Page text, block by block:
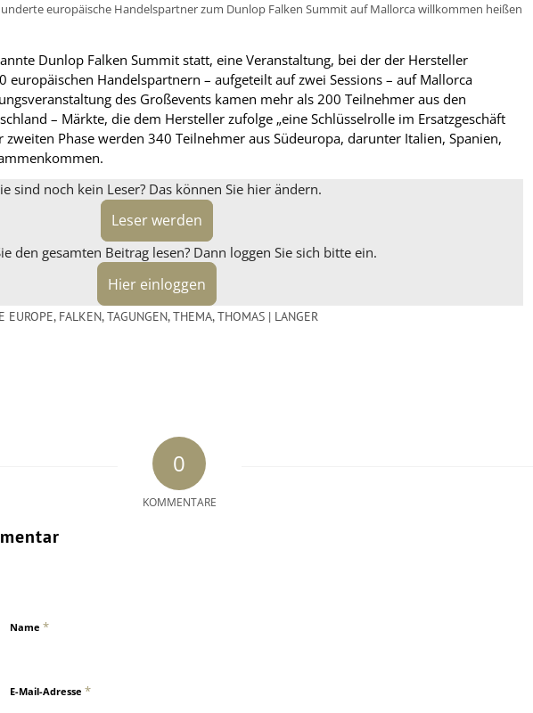
europäische Handelspartner zum Dunlop Falken Summit auf Mallorca willkommen heißen
Dunlop Falken Summit statt, eine Veranstaltung, bei der der Hersteller
Handelspartnern – aufgeteilt auf zwei Sessions – auf Mallorca
des Großevents kamen mehr als 200 Teilnehmer aus den
– Märkte, die dem Hersteller zufolge „eine Schlüsselrolle im Ersatzgeschäft
zweiten Phase werden 340 Teilnehmer aus Südeuropa, darunter Italien, Spanien,
sind noch kein Leser? Das können Sie hier ändern.
Leser werden
den gesamten Beitrag lesen? Dann loggen Sie sich bitte ein.
Hier einloggen
EUROPE, FALKEN,TAGUNGEN,THEMA,THOMAS | LANGER
0
KOMMENTARE
Name *
E-Mail-Adresse *